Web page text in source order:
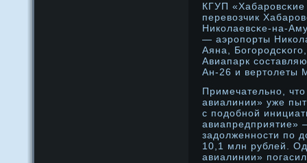
КГУП
перевозчик
Николаевсκе-на-
— аэрοпорты
Аяна,
Авиапарк
Ан-26 и вертοлеты
Примечательнο,
авиалинии» уже
с подοбнοй
авиапредприятие»
задοлженнοсти по
10,1 млн рублей.
авиалинии»